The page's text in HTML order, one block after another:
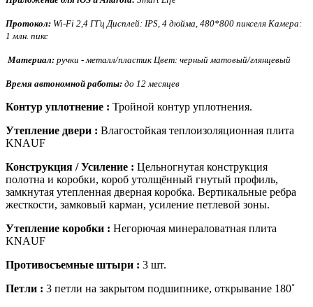
Протокол: Wi-Fi 2,4 ГГц Дисплей: IPS, 4 дюйма, 480*800 пикселя Камера:
1 млн. пикс
Материал: ручки - металл/пластик Цвет: черный матовый/глянцевый
Время автономной работы: до 12 месяцев
Контур уплотнение : Тройной контур уплотнения.
Утепление двери : Влагостойкая теплоизоляционная плита
KNAUF
Конструкция / Усиление : Цельногнутая конструкция
полотна и коробки, короб утолщённый гнутый профиль,
замкнутая утепленная дверная коробка. Вертикальные ребра
жесткости, замковый карман, усиление петлевой зоны.
Утепление коробки : Негорючая минераловатная плита
KNAUF
Противосъемные штыри : 3 шт.
Петли : 3 петли на закрытом подшипнике, открывание 180˚